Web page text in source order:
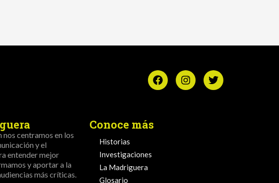
nos centramos en los
y el
entender mejor
y aportar a la
más críticas.
Conoce más
Historias
Investigaciones
La Madriguera
Glosario